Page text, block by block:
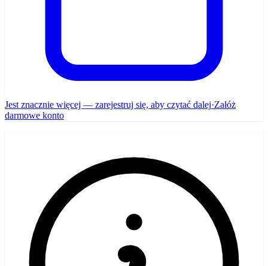
Jest znacznie więcej — zarejestruj się, aby czytać dalej·Załóż
darmowe konto